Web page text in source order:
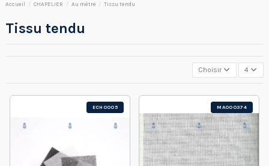
Accueil CHAPELIER Au mètre Tissu tendu
Tissu tendu
Choisir 4
ECH0005 MA000374